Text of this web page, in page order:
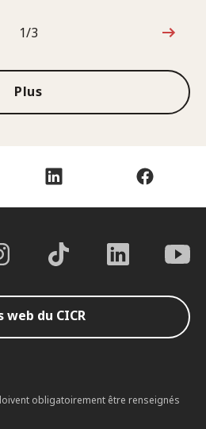
1sur3
1/3
Plus
web du CICR
obligatoirement être renseignés